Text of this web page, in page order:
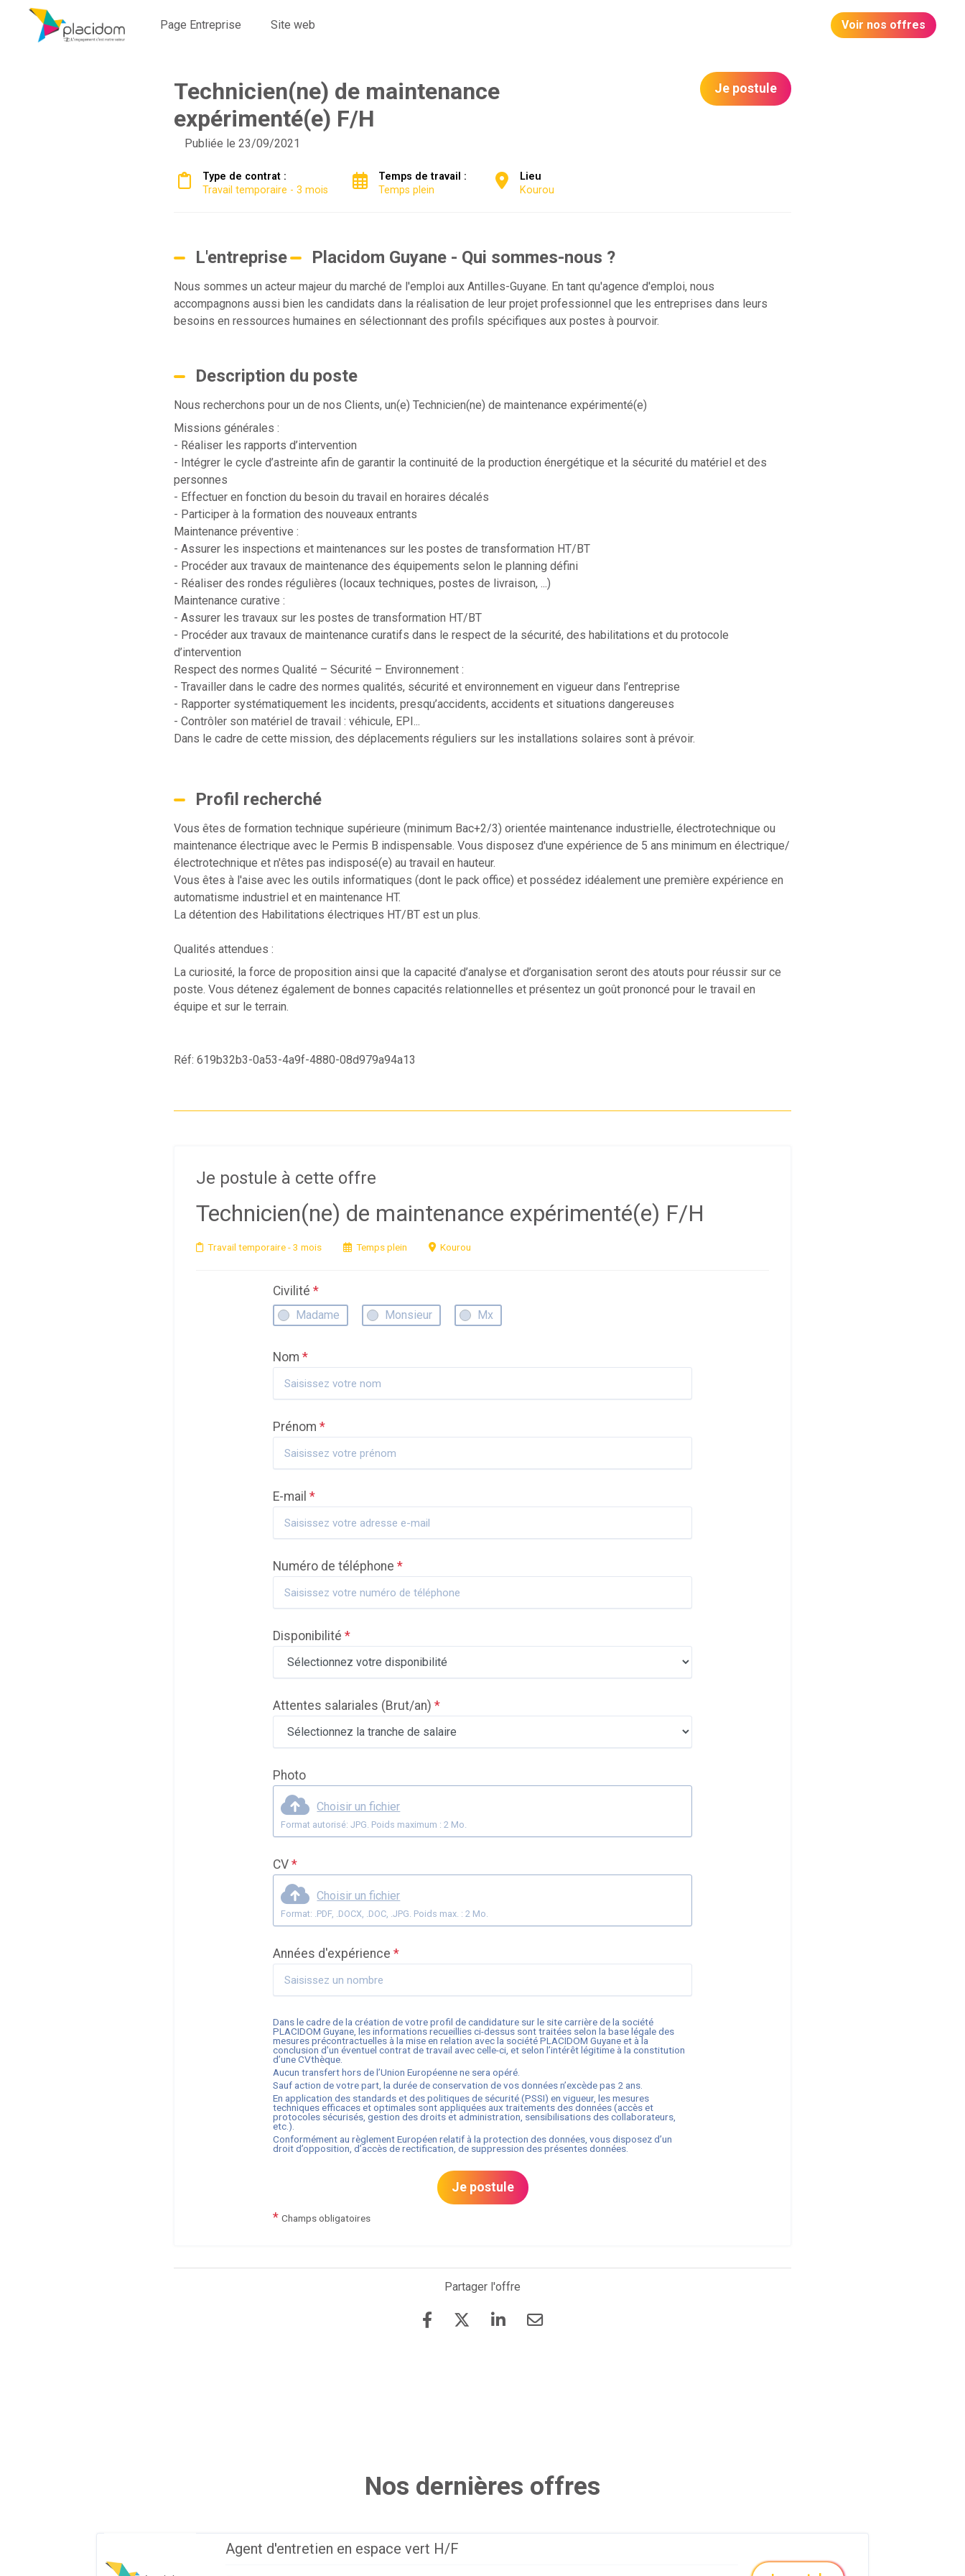
Page Entreprise Site web Voir nos offres
Technicien(ne) de maintenance
expérimenté(e) F/H
Je postule
Publiée le 23/09/2021
Type de contrat :
Travail temporaire - 3 mois
Temps de travail :
Temps plein
Lieu
Kourou
L'entreprise Placidom Guyane - Qui sommes-nous ?
Nous sommes un acteur majeur du marché de l'emploi aux Antilles-Guyane. En tant qu'agence d'emploi, nous
accompagnons aussi bien les candidats dans la réalisation de leur projet professionnel que les entreprises dans leurs
besoins en ressources humaines en sélectionnant des profils spécifiques aux postes à pourvoir.
Description du poste
Nous recherchons pour un de nos Clients, un(e) Technicien(ne) de maintenance expérimenté(e)
Missions générales :
- Réaliser les rapports d’intervention
- Intégrer le cycle d’astreinte afin de garantir la continuité de la production énergétique et la sécurité du matériel et des
personnes
- Effectuer en fonction du besoin du travail en horaires décalés
- Participer à la formation des nouveaux entrants
Maintenance préventive :
- Assurer les inspections et maintenances sur les postes de transformation HT/BT
- Procéder aux travaux de maintenance des équipements selon le planning défini
- Réaliser des rondes régulières (locaux techniques, postes de livraison, ...)
Maintenance curative :
- Assurer les travaux sur les postes de transformation HT/BT
- Procéder aux travaux de maintenance curatifs dans le respect de la sécurité, des habilitations et du protocole
d’intervention
Respect des normes Qualité – Sécurité – Environnement :
- Travailler dans le cadre des normes qualités, sécurité et environnement en vigueur dans l’entreprise
- Rapporter systématiquement les incidents, presqu’accidents, accidents et situations dangereuses
- Contrôler son matériel de travail : véhicule, EPI...
Dans le cadre de cette mission, des déplacements réguliers sur les installations solaires sont à prévoir.
Profil recherché
Vous êtes de formation technique supérieure (minimum Bac+2/3) orientée maintenance industrielle, électrotechnique ou
maintenance électrique avec le Permis B indispensable. Vous disposez d'une expérience de 5 ans minimum en électrique/
électrotechnique et n'êtes pas indisposé(e) au travail en hauteur.
Vous êtes à l'aise avec les outils informatiques (dont le pack office) et possédez idéalement une première expérience en
automatisme industriel et en maintenance HT.
La détention des Habilitations électriques HT/BT est un plus.
Qualités attendues :
La curiosité, la force de proposition ainsi que la capacité d’analyse et d’organisation seront des atouts pour réussir sur ce
poste. Vous détenez également de bonnes capacités relationnelles et présentez un goût prononcé pour le travail en
équipe et sur le terrain.
Réf: 619b32b3-0a53-4a9f-4880-08d979a94a13
Je postule à cette offre
Technicien(ne) de maintenance expérimenté(e) F/H
Travail temporaire- 3 mois Temps plein Kourou
Civilité*
Madame Monsieur Mx
Nom*
Prénom*
E-mail*
Numéro de téléphone*
Disponibilité*
Attentes salariales (Brut/an) *
Photo
Choisir un fichier
Format autorisé: JPG. Poids maximum : 2 Mo.
CV*
Choisir un fichier
Format: .PDF, .DOCX, .DOC, .JPG. Poids max. : 2 Mo.
Années d'expérience*
Dans le cadre de la création de votre profil de candidature sur le site carrière de la société
PLACIDOM Guyane , les informations recueillies ci-dessus sont traitées selon la base légale des
mesures précontractuelles à la mise en relation avec la sociétéPLACIDOM Guyaneet à la
conclusion d’un éventuel contrat de travail avec celle-ci, et selon l’intérêt légitime à la constitution
d’une CVthèque.
Aucun transfert hors de l’Union Européenne ne sera opéré.
Sauf action de votre part, la durée de conservation de vos données n’excède pas 2 ans.
En application des standards et des politiques de sécurité (PSSI) en vigueur, les mesures
techniques efficaces et optimales sont appliquées aux traitements des données (accès et
protocoles sécurisés, gestion des droits et administration, sensibilisations des collaborateurs,
etc.).
Conformément au règlement Européen relatif à la protection des données, vous disposez d’un
droit d’opposition, d’accès de rectification, de suppression des présentes données.
Je postule
*Champs obligatoires
Partager l'offre
Nos dernières offres
Agent d'entretien en espace vert H/F